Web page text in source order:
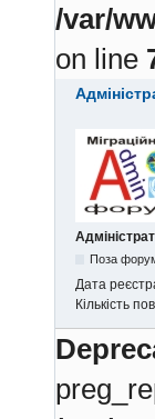
/var/
on line
Поза
Дата
Кількість